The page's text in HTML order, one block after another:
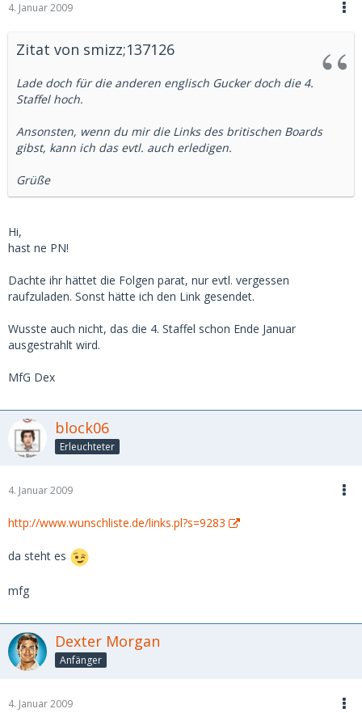
4. Januar 2009
Zitat von smizz;137126
Lade doch für die anderen englisch Gucker doch die 4.
Staffel hoch.
Ansonsten, wenn du mir die Links des britischen Boards
gibst, kann ich das evtl. auch erledigen.
Grüße
Hi,
hast ne PN!
Dachte ihr hättet die Folgen parat, nur evtl. vergessen
raufzuladen. Sonst hätte ich den Link gesendet.
Wusste auch nicht, das die 4. Staffel schon Ende Januar
ausgestrahlt wird.
MfG Dex
block06
Erleuchteter
4. Januar 2009
http://www.wunschliste.de/links.pl?s=9283
da steht es
mfg
Dexter Morgan
Anfänger
4. Januar 2009